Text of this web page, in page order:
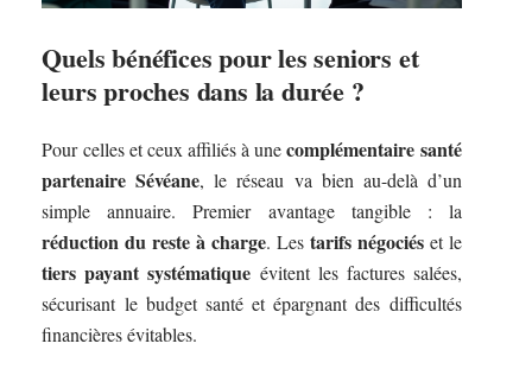
Quels bénéfices pour les seniors et
leurs proches dans la durée ?
Pour celles et ceux affiliés à unecomplémentaire santé
partenaire Sévéane, le réseau va bien au-delà d’un
simple annuaire. Premier avantage tangible : la
réduction du reste à charge. Les tarifs négociéset le
tiers payant systématique évitent les factures salées,
sécurisant le budget santé et épargnant des difficultés
financières évitables.